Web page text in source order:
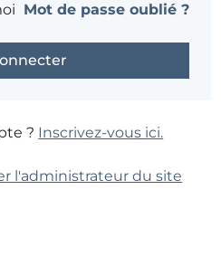
Mot de passe oublié ?
? Inscrivez-vous ici.
l'administrateur du site